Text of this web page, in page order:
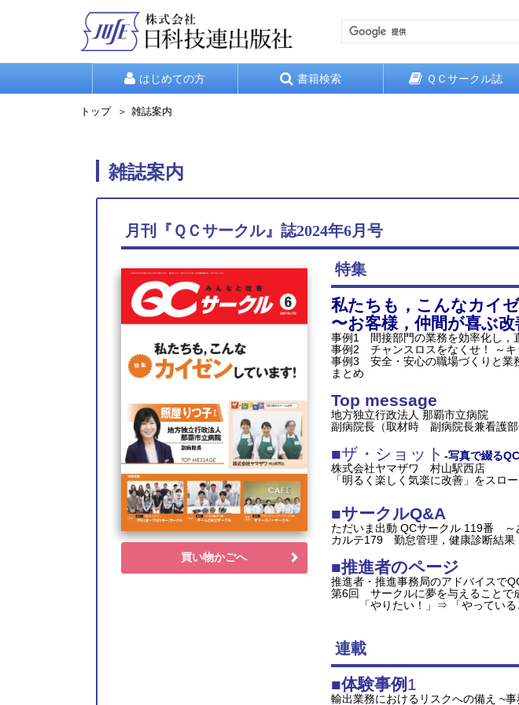
はじめての方 書籍検索 ＱＣサークル誌
トップ 雑誌案内
雑誌案内
月刊『ＱＣサークル』誌2024年6月号
買い物かごへ
特集
私たちも，こんなカイ
〜お客様，仲間が喜ぶ
事例1 間接部門の業務を効率化し，
事例2 チャンスロスをなくせ！ ～キ
事例3 安全・安心の職場づくりと業
まとめ
Top message
地方独立行政法人 那覇市立病院
副病院長（取材時 副病院長兼看護
■ザ・ショット -写真で綴る
株式会社ヤマザワ 村山駅西店
「明るく楽しく気楽に改善」をスロ
■サークルQ&A
ただいま出動 QCサークル 119番 ～
カルテ179 勤怠管理，健康診断結果
■推進者のページ
推進者・推進事務局のアドバイスで
第6回 サークルに夢を与えることで
「やりたい！」⇒ 「やっていると
連載
■体験事例 1
輸出業務におけるリスクへの備え ~